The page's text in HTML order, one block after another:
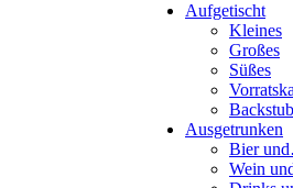
Aufgetischt
Kleines
Großes
Süßes
Ausgetrunken
Bier
Wein